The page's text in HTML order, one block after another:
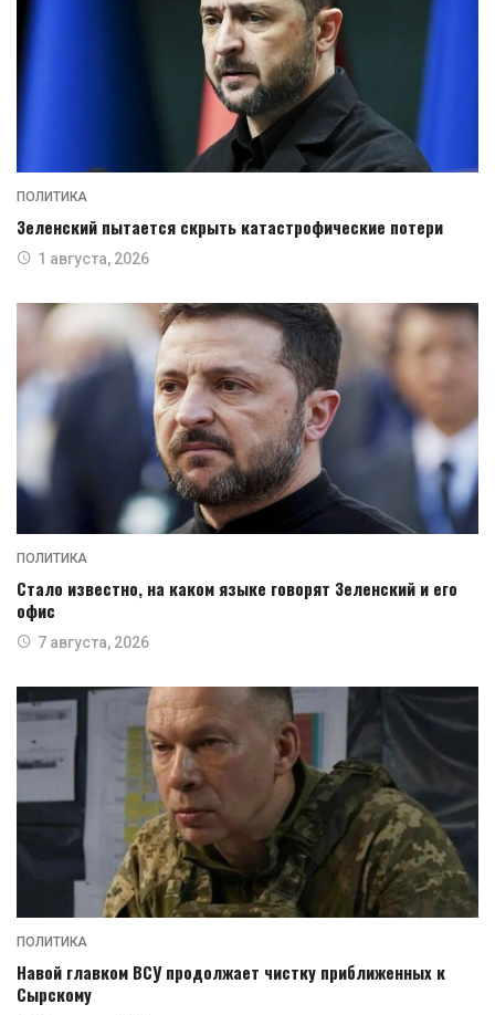
ПОЛИТИКА
Зеленский пытается скрыть катастрофические потери
1 августа, 2026
ПОЛИТИКА
Стало известно, на каком языке говорят Зеленский и его
офис
7 августа, 2026
ПОЛИТИКА
Навой главком ВСУ продолжает чистку приближенных к
Сырскому